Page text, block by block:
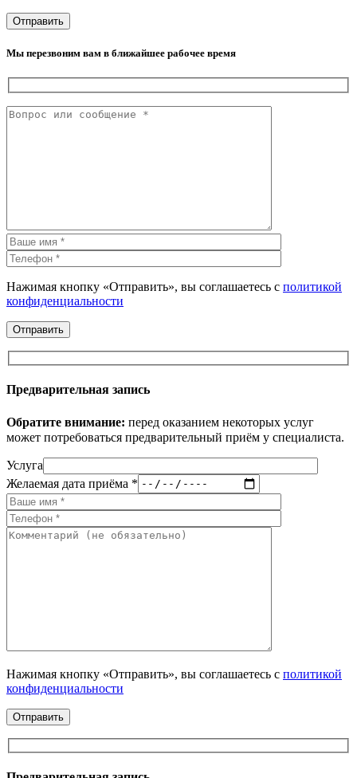
Мы перезвоним вам в ближайшее рабочее время
Нажимая кнопку «Отправить», вы соглашаетесь с политикой
конфиденциальности
Предварительная запись
Обратите внимание: перед оказанием некоторых услуг
может потребоваться предварительный приём у специалиста.
Услуга
Желаемая дата приёма *
Нажимая кнопку «Отправить», вы соглашаетесь с политикой
конфиденциальности